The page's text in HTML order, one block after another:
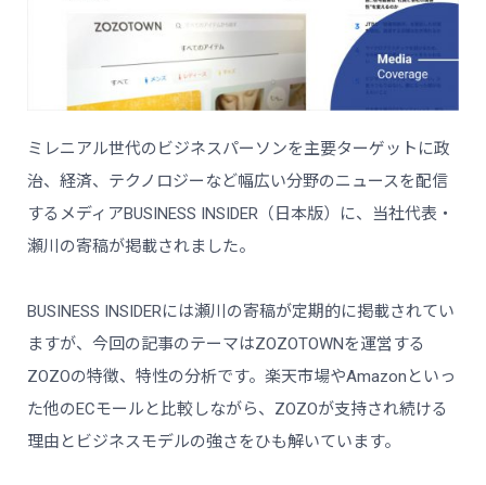
ミレニアル世代のビジネスパーソンを主要ターゲットに政
治、経済、テクノロジーなど幅広い分野のニュースを配信
するメディアBUSINESS INSIDER（日本版）に、当社代表・
瀬川の寄稿が掲載されました。
BUSINESS INSIDERには瀬川の寄稿が定期的に掲載されてい
ますが、今回の記事のテーマはZOZOTOWNを運営する
ZOZOの特徴、特性の分析です。楽天市場やAmazonといっ
た他のECモールと比較しながら、ZOZOが支持され続ける
理由とビジネスモデルの強さをひも解いています。